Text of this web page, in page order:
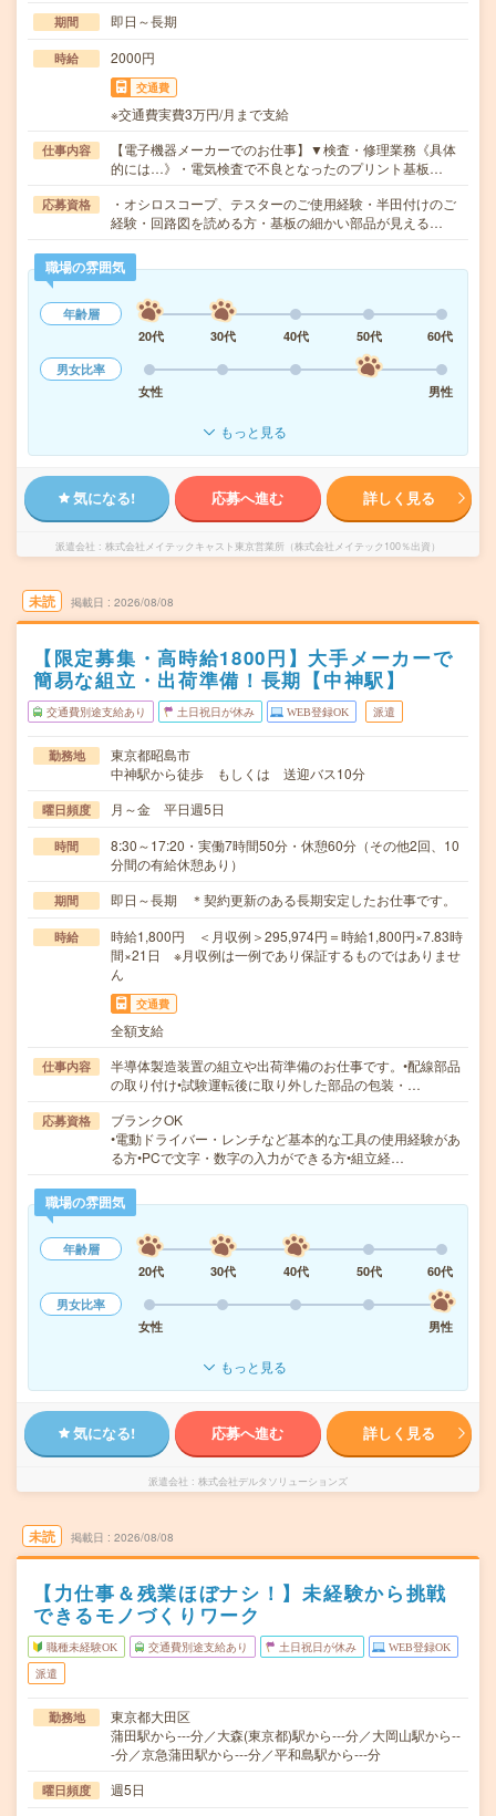
期間 即日～長期
時給 2000円
交通費
※交通費実費3万円/月まで支給
仕事内容
【電子機器メーカーでのお仕事】▼検査・修理業務《具体
的には…》・電気検査で不良となったのプリント基板…
応募資格
・オシロスコープ、テスターのご使用経験・半田付けのご
経験・回路図を読める方・基板の細かい部品が見える…
職場の雰囲気
年齢層
20代
30代 40代 50代
60代
男女比率
女性
男性
もっと見る
気になる! 応募へ進む 詳しく見る
派遣会社 株式会社メイテックキャスト東京営業所（株式会社メイテック100％出資）
未読 掲載日 2026/08/08
【限定募集・高時給1800円】大手メーカーで
簡易な組立・出荷準備！長期【中神駅】
交通費別途支給あり 土日祝日が休み WEB登録OK 派遣
勤務地
東京都昭島市
中神駅から徒歩 もしくは 送迎バス10分
曜日頻度 月～金 平日週5日
時間
8:30～17:20・実働7時間50分・休憩60分（その他2回、10
分間の有給休憩あり）
期間 即日～長期 ＊契約更新のある長期安定したお仕事です。
時給
時給1,800円 ＜月収例＞295,974円＝時給1,800円×7.83時
間×21日 ※月収例は一例であり保証するものではありませ
ん
交通費
全額支給
仕事内容
半導体製造装置の組立や出荷準備のお仕事です。•配線部品
の取り付け•試験運転後に取り外した部品の包装・…
応募資格
ブランクOK
•電動ドライバー・レンチなど基本的な工具の使用経験があ
る方•PCで文字・数字の入力ができる方•組立経…
職場の雰囲気
年齢層
20代
30代 40代 50代
60代
男女比率
女性
男性
もっと見る
気になる! 応募へ進む 詳しく見る
派遣会社 株式会社デルタソリューションズ
未読 掲載日 2026/08/08
【力仕事＆残業ほぼナシ！】未経験から挑戦
できるモノづくりワーク
職種未経験OK 交通費別途支給あり 土日祝日が休み WEB登録OK
派遣
勤務地
東京都大田区
蒲田駅から---分／大森(東京都)駅から---分／大岡山駅から--
-分／京急蒲田駅から---分／平和島駅から---分
曜日頻度 週5日